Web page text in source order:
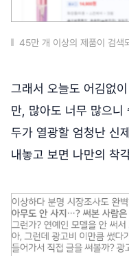
45만 개 이상의 제품이 검
그래서 오늘도 어김없
만, 많아도 너무 많으니
두가 열광할 엄청난 신
내놓고 보면 나만의 착